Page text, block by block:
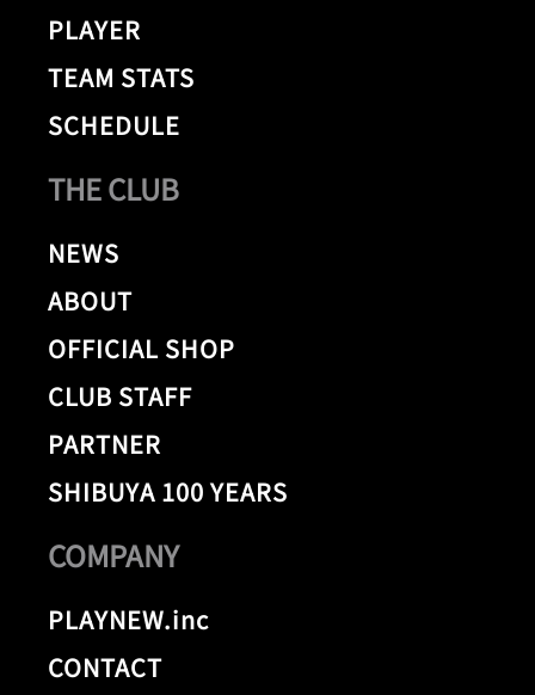
THE CLUB
NEWS
ABOUT
OFFICIAL SHOP
CLUB STAFF
PARTNER
SHIBUYA 100 YEARS
COMPANY
PLAYNEW.inc
CONTACT
PLAYER
TEAM STATS
SCHEDULE